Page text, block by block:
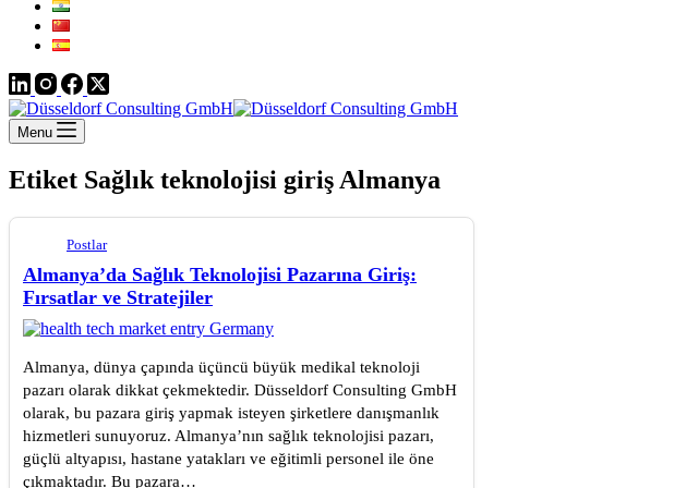
Menu
Etiket Sağlık teknolojisi giriş Almanya
Postlar
Almanya’da Sağlık Teknolojisi Pazarına Giriş:
Fırsatlar ve Stratejiler
Almanya, dünya çapında üçüncü büyük medikal teknoloji
pazarı olarak dikkat çekmektedir. Düsseldorf Consulting GmbH
olarak, bu pazara giriş yapmak isteyen şirketlere danışmanlık
hizmetleri sunuyoruz. Almanya’nın sağlık teknolojisi pazarı,
güçlü altyapısı, hastane yatakları ve eğitimli personel ile öne
çıkmaktadır. Bu pazara…